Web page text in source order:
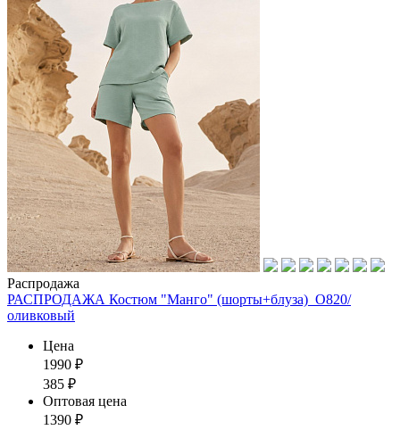
Распродажа
РАСПРОДАЖА Костюм "Манго" (шорты+блуза)_О820/
оливковый
Цена
1990 ₽
385 ₽
Оптовая цена
1390 ₽